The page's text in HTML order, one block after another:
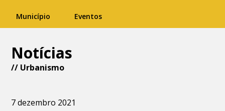
Município Eventos
Notícias
// Urbanismo
7 dezembro 2021